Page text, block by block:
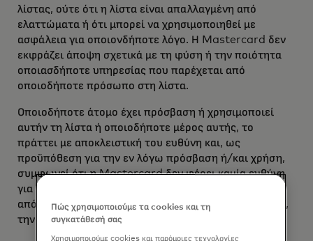
λίστας, ούτε ότι η λίστα είναι απαλλαγμένη από
ελαττώματα ή ότι μπορεί να χρησιμοποιηθεί με
ασφάλεια για οποιονδήποτε λόγο. Η Mastercard δεν
εκφράζει άποψη σχετικά με τη φύση ή την ποιότητα
οποιασδήποτε υπηρεσίας που παρέχεται από
οποιοδήποτε πρόσωπο στη λίστα.
Οποιοδήποτε άτομο έχει πρόσβαση ή χρησιμοποιεί
αυτήν τη λίστα ή οποιοδήποτε μέρος αυτής, το
πράττει με αποκλειστική του ευθύνη και, ως
προϋπόθεση για την εν λόγω πρόσβαση ή/και χρήση,
συμφωνεί ότι η Mastercard δεν φέρει καμία ευθύνη
για οποιαδήποτε απώλεια ή ζημία που προκαλείται
από ή φέρεται να προκαλείται από, εν όλω ή εν μέρει,
την πρόσβαση στη λίστα ή/και τη χρήση της.
Πώς χρησιμοποιούμε τα cookies και τη
συγκατάθεσή σας
Χρησιμοποιούμε cookies και παρόμοιες τεχνολογίες